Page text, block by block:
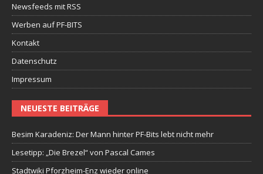
Newsfeeds mit RSS
Werben auf PF-BITS
Kontakt
Datenschutz
Impressum
NEUESTE BEITRÄGE
Besim Karadeniz: Der Mann hinter PF-Bits lebt nicht mehr
Lesetipp: „Die Brezel“ von Pascal Cames
Stadtwiki Pforzheim-Enz wieder online